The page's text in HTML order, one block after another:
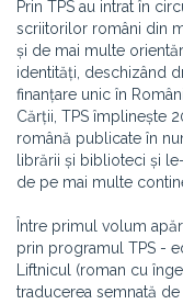
Prin TPS au intrat în
scriitorilor români din
și de mai multe
identități, deschizând
finanțare unic în
Cărții, TPS împlinește
română publicate în
librării și biblioteci și
de pe mai multe
Între primul volum
prin programul TPS -
Liftnicul (roman cu
traducerea semnată